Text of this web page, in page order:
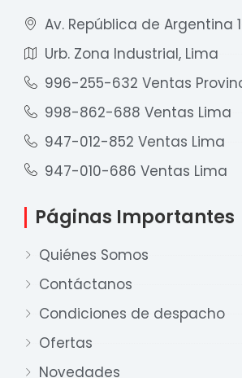
Av. República de Argentina
Urb. Zona Industrial, Lima
996-255-632 Ventas
998-862-688 Ventas Lima
947-012-852 Ventas Lima
947-010-686 Ventas Lima
Páginas Importantes
Quiénes Somos
Contáctanos
Condiciones de despacho
Ofertas
Novedades